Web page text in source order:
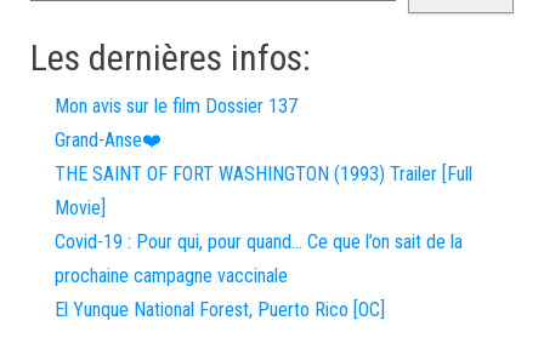
Les dernières infos:
Mon avis sur le film Dossier 137
Grand-Anse❤️
THE SAINT OF FORT WASHINGTON (1993) Trailer [Full
Movie]
Covid-19 : Pour qui, pour quand… Ce que l’on sait de la
prochaine campagne vaccinale
El Yunque National Forest, Puerto Rico [OC]